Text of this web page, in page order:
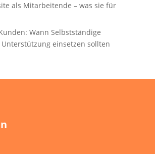
als Mitarbeitende – was sie für
Wann Selbstständige
einsetzen sollten